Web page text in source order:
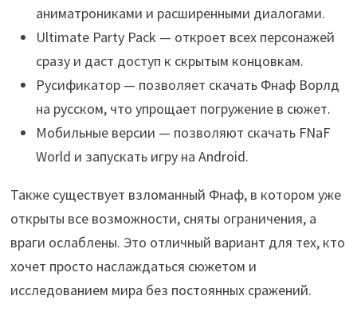
аниматрониками и расширенными диалогами.
Ultimate Party Pack — откроет всех персонажей
сразу и даст доступ к скрытым концовкам.
Русификатор — позволяет скачать Фнаф Ворлд
на русском, что упрощает погружение в сюжет.
Мобильные версии — позволяют скачать FNaF
World и запускать игру на Android.
Также существует взломанный Фнаф, в котором уже
открыты все возможности, сняты ограничения, а
враги ослаблены. Это отличный вариант для тех, кто
хочет просто наслаждаться сюжетом и
исследованием мира без постоянных сражений.